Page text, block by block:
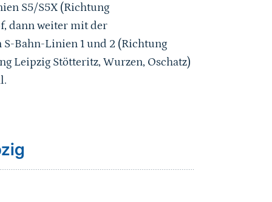
S5/S5X (Richtung
dann weiter mit der
Bahn-Linien 1 und 2 (Richtung
Leipzig Stötteritz, Wurzen, Oschatz)